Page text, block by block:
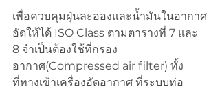
เพื่อควบคุมฝุ่นละอองและน้ำมันในอากาศ
อัดให้ได้ ISO Class ตามตารางที่ 7 และ
8 จำเป็นต้องใช้ที่กรอง
อากาศ(Compressed air filter) ทั้ง
ที่ทางเข้าเครื่องอัดอากาศ ที่ระบบท่อ